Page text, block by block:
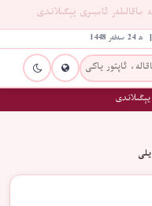
ماقالىلەر ئامبىرى يېڭىلاندى